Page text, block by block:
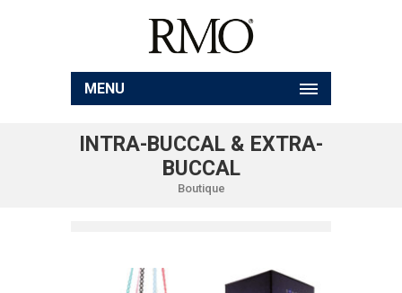
MENU
INTRA-BUCCAL & EXTRA-
BUCCAL
Boutique